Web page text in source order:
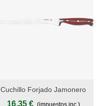
Cuchillo Forjado Jamonero
24 Cm - Mango POM Rojo
16,35 € (impuestos inc.)